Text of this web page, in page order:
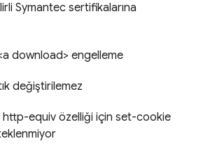
Symantec sertifikalarına
download> engelleme
değiştirilemez
http-equiv özelliği için set-cookie